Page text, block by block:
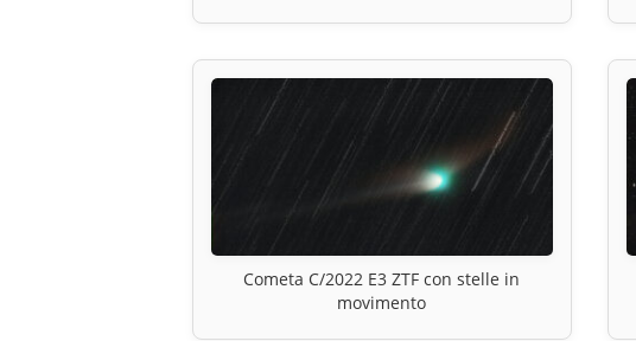
Cometa C/2022 E3 ZTF con stelle in
movimento